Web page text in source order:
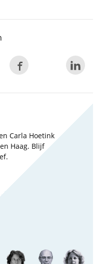
Carla Hoetink
Haag. Blijf